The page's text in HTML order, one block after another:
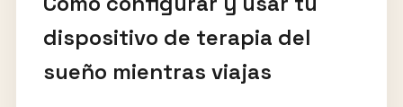
dispositivo de terapia del
sueño mientras viajas